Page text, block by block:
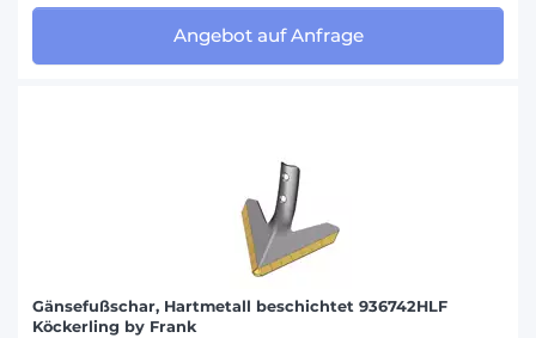
Angebot auf Anfrage
Gänsefußschar, Hartmetall beschichtet 936742HLF
Köckerling by Frank